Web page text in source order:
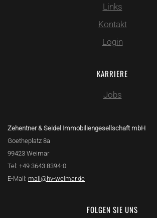
Links
Kontakt
Login
KARRIERE
Jobs
Zehentner & Seidel Immobiliengesellschaft mbH
Goetheplatz 8a
99423 Weimar
Tel: +49 3643 8394-0
E-Mail: mail@hv-weimar.de
FOLGEN SIE UNS